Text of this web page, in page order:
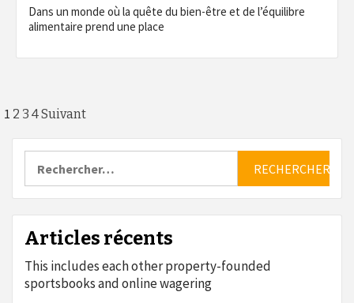
Dans un monde où la quête du bien-être et de l’équilibre
alimentaire prend une place
Pagination
des
publications
1 2 3 4Suivant
Articles récents
This includes each other property-founded
sportsbooks and online wagering